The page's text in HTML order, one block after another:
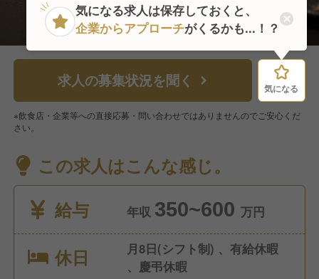
求人の募集状況を聞く 気になる
※飲食店・企業等への直接応募・問い合わせではありませんのでご安心くだ
さい。
この求人はこんな感じ。
給与
年収 350~600 万円
休日
月8日(シフト制) 、有給休暇
、慶弔休暇
気になる
気になる求人は保存しておくと、
企業からアプローチがくるかも...！？